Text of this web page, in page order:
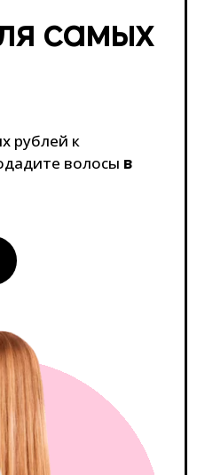
самых
рублей к
волосы в